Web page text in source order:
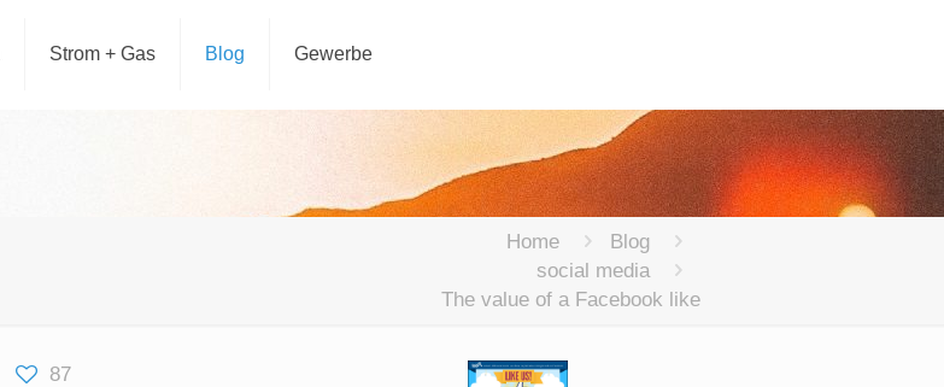
Strom + Gas Blog Gewerbe
Home
Blog
social media
The value of a Facebook like
87